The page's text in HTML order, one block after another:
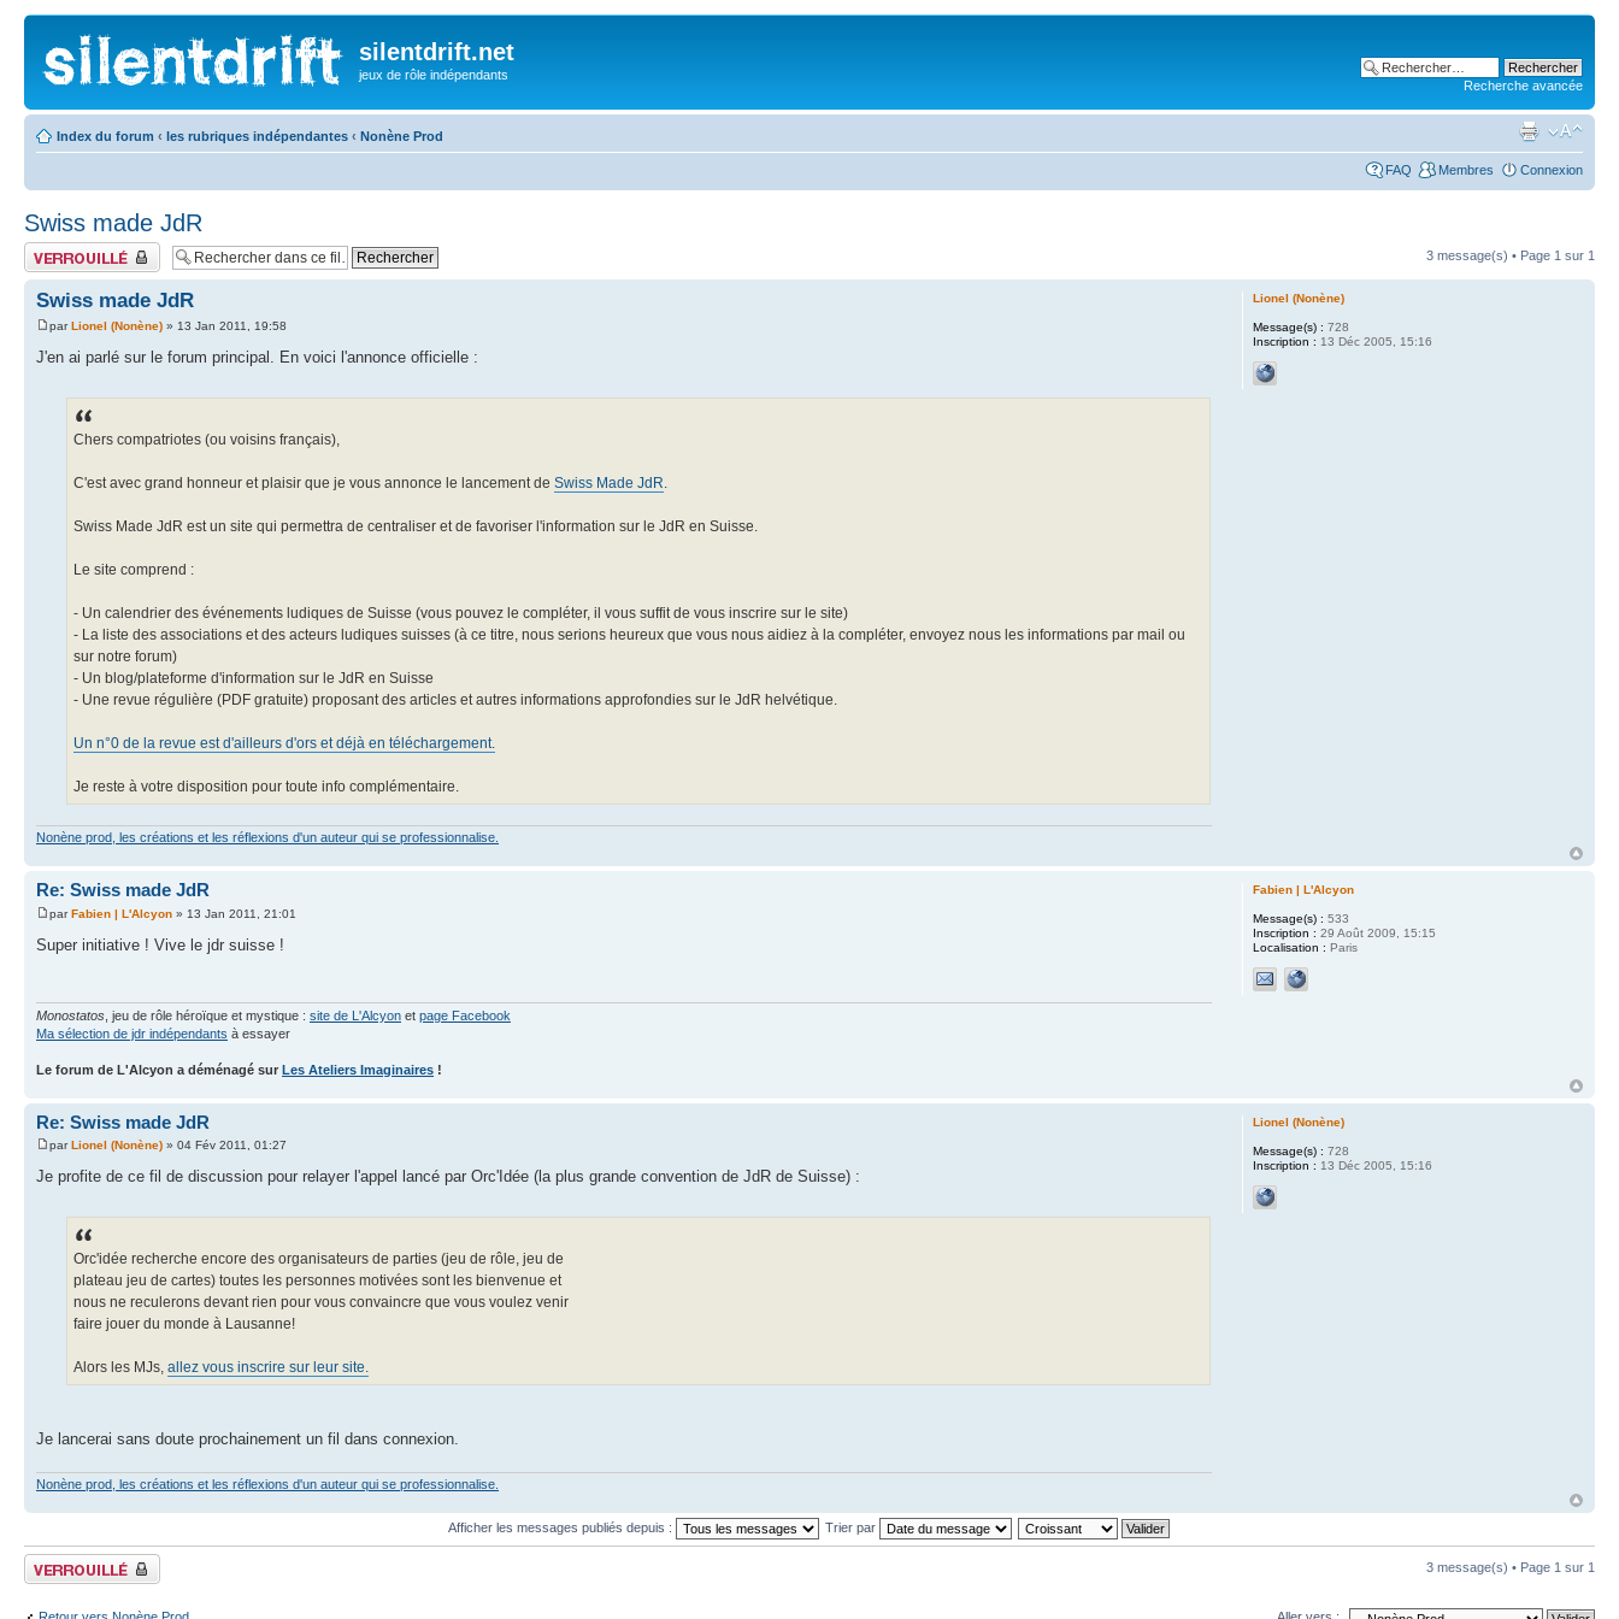
silentdrift.net
jeux de rôle indépendants
Recherche avancée
Index du forum ‹ les rubriques indépendantes ‹ Nonène Prod
FAQ Membres Connexion
Swiss made JdR
Fil verrouillé 3 message(s) • Page 1 sur 1
Swiss made JdR
parLionel (Nonène) » 13 Jan 2011, 19:58
J'en ai parlé sur le forum principal. En voici l'annonce officielle :
Chers compatriotes (ou voisins français),
C'est avec grand honneur et plaisir que je vous annonce le lancement de Swiss Made JdR
Swiss Made JdR est un site qui permettra de centraliser et de favoriser l'information sur le JdR en Suisse.
Le site comprend :
- Un calendrier des événements ludiques de Suisse (vous pouvez le compléter, il vous suffit de vous inscrire sur le site)
- La liste des associations et des acteurs ludiques suisses (à ce titre, nous serions heureux que vous nous aidiez à la compléter, envoyez nous les informations par mail ou
sur notre forum)
- Un blog/plateforme d'information sur le JdR en Suisse
- Une revue régulière (PDF gratuite) proposant des articles et autres informations approfondies sur le JdR helvétique.
Un n°0 de la revue est d'ailleurs d'ors et déjà en téléchargement.
Je reste à votre disposition pour toute info complémentaire.
Nonène prod, les créations et les réflexions d'un auteur qui se professionnalise.
Lionel (Nonène)
Message(s) : 728
Inscription : 13 Déc 2005, 15:16
Re: Swiss made JdR
parFabien | L'Alcyon » 13 Jan 2011, 21:01
Super initiative ! Vive le jdr suisse !
Monostatos , jeu de rôle héroïque et mystique : site de L'Alcyon et page Facebook
Ma sélection de jdr indépendants à essayer
Le forum de L'Alcyon a déménagé sur Les Ateliers Imaginaires !
Fabien | L'Alcyon
Message(s) : 533
Inscription : 29 Août 2009, 15:15
Localisation : Paris
Re: Swiss made JdR
parLionel (Nonène) » 04 Fév 2011, 01:27
Je profite de ce fil de discussion pour relayer l'appel lancé par Orc'Idée (la plus grande convention de JdR de Suisse) :
Orc'idée recherche encore des organisateurs de parties (jeu de rôle, jeu de
plateau jeu de cartes) toutes les personnes motivées sont les bienvenue et
nous ne reculerons devant rien pour vous convaincre que vous voulez venir
faire jouer du monde à Lausanne!
Alors les MJs, allez vous inscrire sur leur site.
Je lancerai sans doute prochainement un fil dans connexion.
Nonène prod, les créations et les réflexions d'un auteur qui se professionnalise.
Lionel (Nonène)
Message(s) : 728
Inscription : 13 Déc 2005, 15:16
Afficher les messages publiés depuis : Trier par
Fil verrouillé 3 message(s) • Page 1 sur 1
Retour vers Nonène Prod